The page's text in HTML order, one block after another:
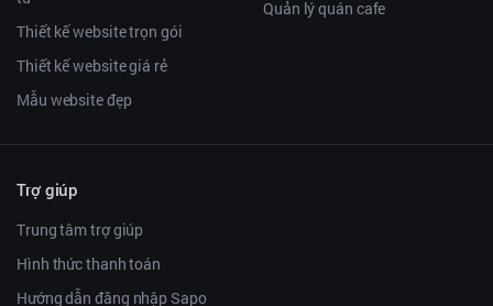
Thiết kế website trọn gói
Thiết kế website giá rẻ
Mẫu website đẹp
Quản lý quán cafe
Trợ giúp
Trung tâm trợ giúp
Hình thức thanh toán
Hướng dẫn đăng nhập Sapo